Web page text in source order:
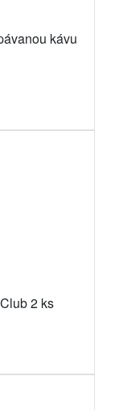
kávu
2 ks